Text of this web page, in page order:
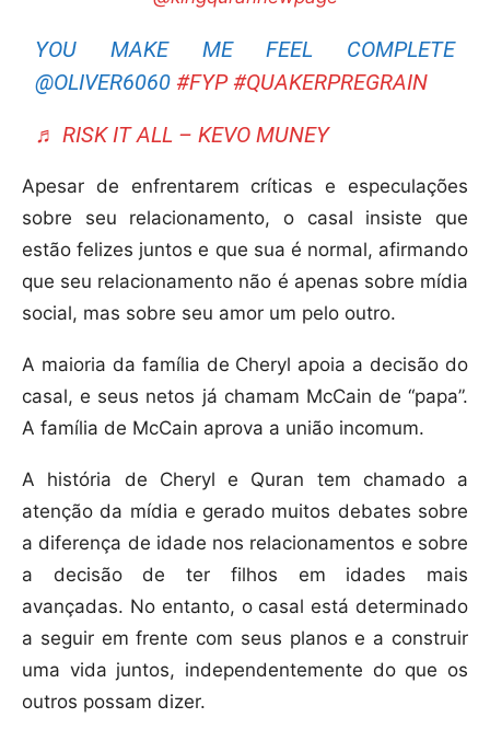
YOU MAKE ME FEEL COMPLETE
@OLIVER6060#FYP #QUAKERPREGRAIN
♬ RISK IT ALL – KEVO MUNEY
Apesar de enfrentarem críticas e especulações
sobre seu relacionamento, o casal insiste que
estão felizes juntos e que sua é normal, afirmando
que seu relacionamento não é apenas sobre mídia
social, mas sobre seu amor um pelo outro.
A maioria da família de Cheryl apoia a decisão do
casal, e seus netos já chamam McCain de “papa”.
A família de McCain aprova a união incomum.
A história de Cheryl e Quran tem chamado a
atenção da mídia e gerado muitos debates sobre
a diferença de idade nos relacionamentos e sobre
a decisão de ter filhos em idades mais
avançadas. No entanto, o casal está determinado
a seguir em frente com seus planos e a construir
uma vida juntos, independentemente do que os
outros possam dizer.